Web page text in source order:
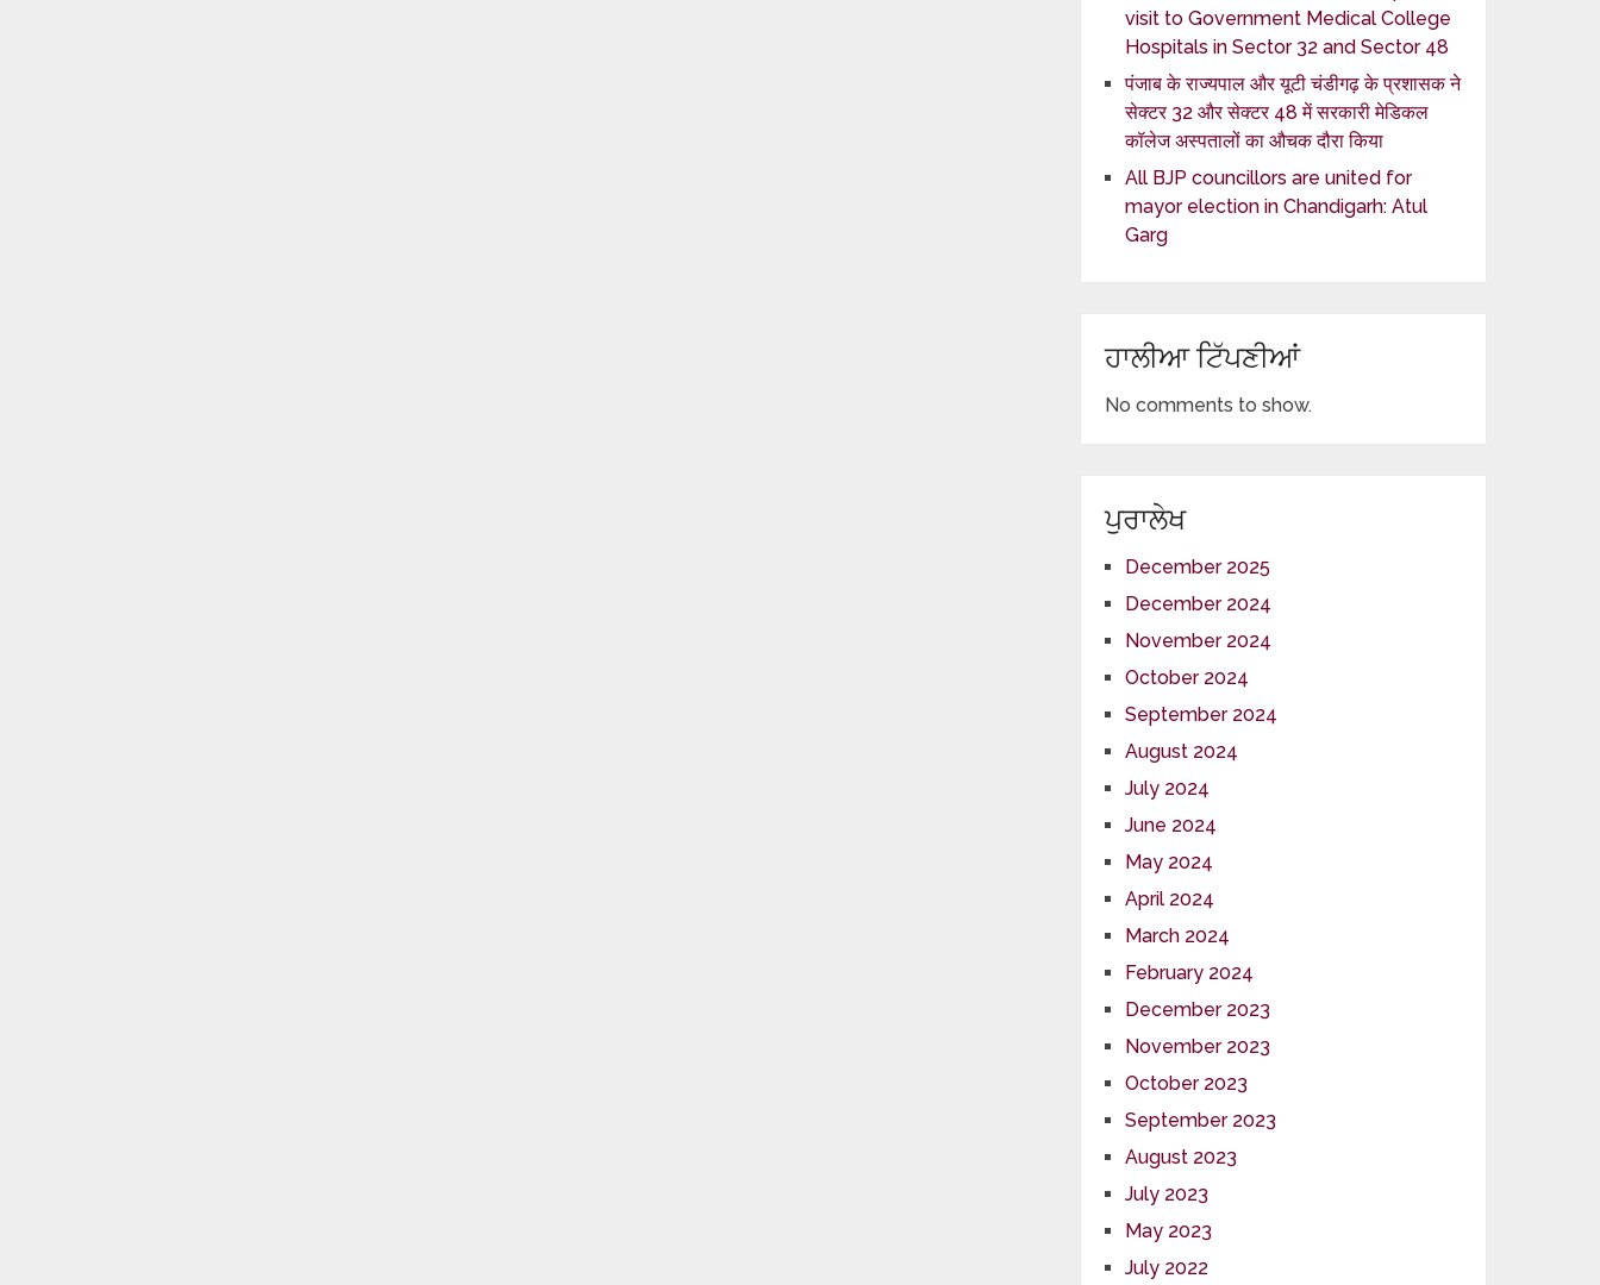
visit to Government Medical College
Hospitals in Sector 32 and Sector 48
पंजाब के राज्यपाल और यूटी चंडीगढ़ के प्रशासक ने
सेक्टर 32 और सेक्टर 48 में सरकारी मेडिकल
कॉलेज अस्पतालों का औचक दौरा किया
All BJP councillors are united for
mayor election in Chandigarh: Atul
Garg
ਹਾਲੀਆ ਟਿੱਪਣੀਆਂ
No comments to show.
ਪੁਰਾਲੇਖ
December 2025
December 2024
November 2024
October 2024
September 2024
August 2024
July 2024
June 2024
May 2024
April 2024
March 2024
February 2024
December 2023
November 2023
October 2023
September 2023
August 2023
July 2023
May 2023
July 2022